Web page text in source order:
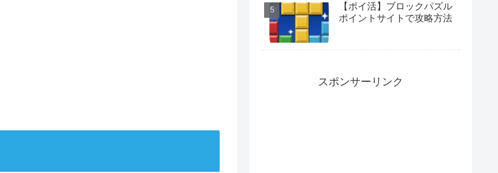
【ポイ活】ブロックパズル
ポイントサイトで攻略方法
スポンサーリンク